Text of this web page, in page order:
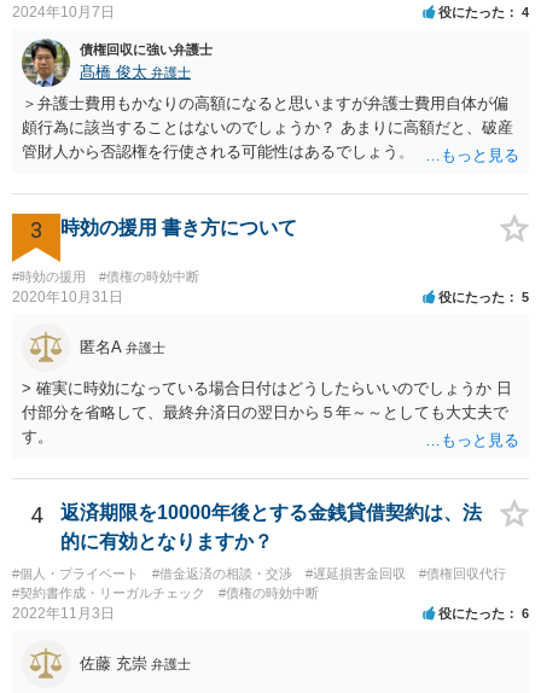
2024年10月7日 役にたった 4
債権回収に強い弁護士
髙橋 俊太 弁護士
＞弁護士費用もかなりの高額になると思いますが弁護士費用自体が偏
頗行為に該当することはないのでしょうか？ あまりに高額だと、破産
管財人から否認権を行使される可能性はあるでしょう。 ＞このレベル
定した収入があります】とのことなので、法テラスの利用は難しいと
思われます。 此方での当方回答は以上となりますが、参考になれば幸
いです。
3 時効の援用 書き方について
#時効の援用 #債権の時効中断
2020年10月31日 役にたった 5
匿名A 弁護士
> 確実に時効になっている場合日付はどうしたらいいのでしょうか 日
付部分を省略して、最終弁済日の翌日から５年～～としても大丈夫で
す。
4
返済期限を10000年後とする金銭貸借契約は、法
的に有効となりますか？
#個人・プライベート #借金返済の相談・交渉 #遅延損害金回収
#債権回収代行
#契約書作成・リーガルチェック
#債権の時効中断
2022年11月3日 役にたった 6
佐藤 充崇 弁護士